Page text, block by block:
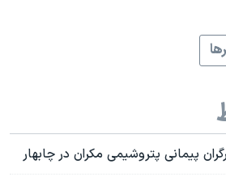
پیمانی پتروشیمی مکران در چابهار